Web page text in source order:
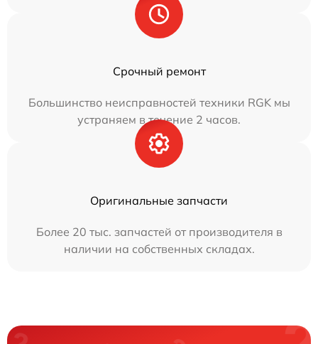
Срочный ремонт
Большинство неисправностей техники RGK мы
устраняем в течение 2 часов.
Оригинальные запчасти
Более 20 тыс. запчастей от производителя в
наличии на собственных складах.